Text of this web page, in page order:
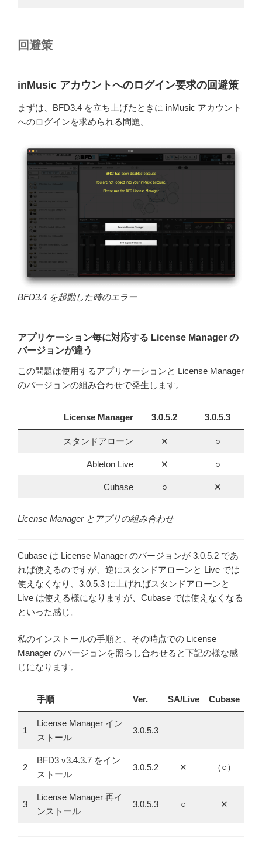
回避策
inMusic アカウントへのログイン要求の回避策
まずは、BFD3.4 を立ち上げたときに inMusic アカウント
へのログインを求められる問題。
BFD3.4 を起動した時のエラー
アプリケーション毎に対応する License Manager の
バージョンが違う
この問題は使用するアプリケーションと License Manager
のバージョンの組み合わせで発生します。
License Manager 3.0.5.2 3.0.5.3
スタンドアローン ✕ ○
Ableton Live ✕ ○
Cubase ○ ✕
License Manager とアプリの組み合わせ
Cubase は License Manager のバージョンが 3.0.5.2 であ
れば使えるのですが、逆にスタンドアローンと Live では
使えなくなり、3.0.5.3 に上げればスタンドアローンと
Live は使える様になりますが、Cubase では使えなくなる
といった感じ。
私のインストールの手順と、その時点での License
Manager のバージョンを照らし合わせると下記の様な感
じになります。
手順 Ver. SA/Live Cubase
1
License Manager イン
ストール
3.0.5.3
2
BFD3 v3.4.3.7 をイン
ストール
3.0.5.2 ✕ （○）
3
License Manager 再イ
ンストール
3.0.5.3 ○ ✕